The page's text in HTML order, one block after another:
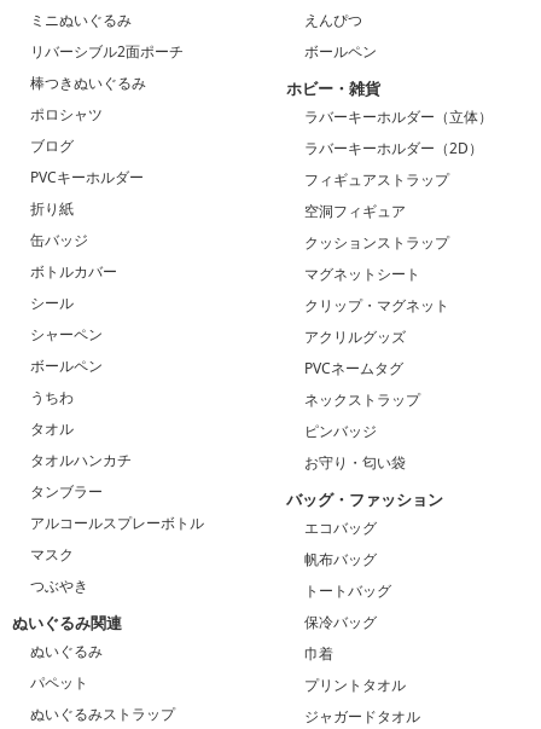
ミニぬいぐるみ
リバーシブル2面ポーチ
棒つきぬいぐるみ
ポロシャツ
ブログ
PVCキーホルダー
折り紙
缶バッジ
ボトルカバー
シール
シャーペン
ボールペン
うちわ
タオル
タオルハンカチ
タンブラー
アルコールスプレーボトル
マスク
つぶやき
ぬいぐるみ関連
ぬいぐるみ
パペット
ぬいぐるみストラップ
えんぴつ
ボールペン
ホビー・雑貨
ラバーキーホルダー（立体）
ラバーキーホルダー（2D）
フィギュアストラップ
空洞フィギュア
クッションストラップ
マグネットシート
クリップ・マグネット
アクリルグッズ
PVCネームタグ
ネックストラップ
ピンバッジ
お守り・匂い袋
バッグ・ファッション
エコバッグ
帆布バッグ
トートバッグ
保冷バッグ
巾着
プリントタオル
ジャガードタオル